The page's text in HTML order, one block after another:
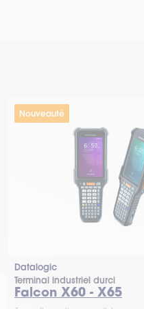
Nouveauté
Datalogic
Terminal industriel durci
Falcon X60 - X65